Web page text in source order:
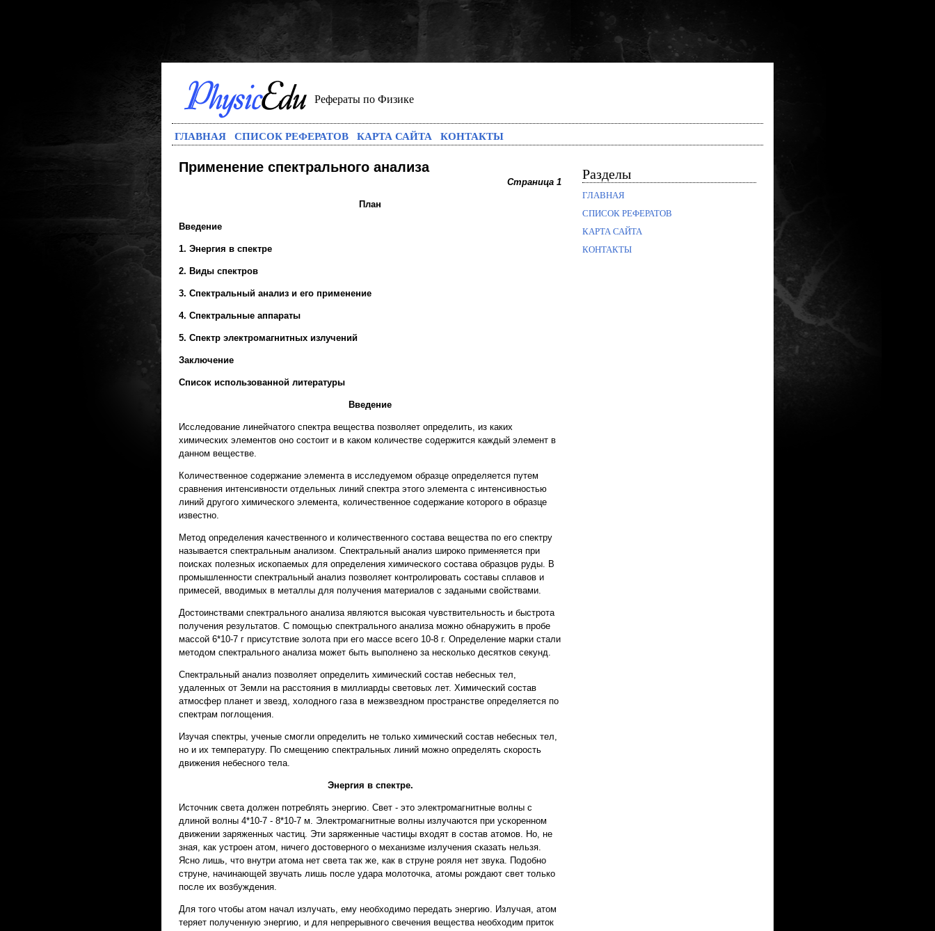
Рефераты по Физике
ГЛАВНАЯ СПИСОК РЕФЕРАТОВ КАРТА САЙТА КОНТАКТЫ
Применение спектрального анализа
Страница 1
План
Введение
1. Энергия в спектре
2. Виды спектров
3. Спектральный анализ и его применение
4. Спектральные аппараты
5. Спектр электромагнитных излучений
Заключение
Список использованной литературы
Введение
Исследование линейчатого спектра вещества позволяет определить, из каких
химических элементов оно состоит и в каком количестве содержится каждый элемент в
данном веществе.
Количественное содержание элемента в исследуемом образце определяется путем
сравнения интенсивности отдельных линий спектра этого элемента с интенсивностью
линий другого химического элемента, количественное содержание которого в образце
известно.
Метод определения качественного и количественного состава вещества по его спектру
называется спектральным анализом. Спектральный анализ широко применяется при
поисках полезных ископаемых для определения химического состава образцов руды. В
промышленности спектральный анализ позволяет контролировать составы сплавов и
примесей, вводимых в металлы для получения материалов с задаными свойствами.
Достоинствами спектрального анализа являются высокая чувствительность и быстрота
получения результатов. С помощью спектрального анализа можно обнаружить в пробе
массой 6*10-7 г присутствие золота при его массе всего 10-8 г. Определение марки стали
методом спектрального анализа может быть выполнено за несколько десятков секунд.
Спектральный анализ позволяет определить химический состав небесных тел,
удаленных от Земли на расстояния в миллиарды световых лет. Химический состав
атмосфер планет и звезд, холодного газа в межзвездном пространстве определяется по
спектрам поглощения.
Изучая спектры, ученые смогли определить не только химический состав небесных тел,
но и их температуру. По смещению спектральных линий можно определять скорость
движения небесного тела.
Энергия в спектре.
Источник света должен потреблять энергию. Свет - это электромагнитные волны с
длиной волны 4*10-7 - 8*10-7 м. Электромагнитные волны излучаются при ускоренном
движении заряженных частиц. Эти заряженные частицы входят в состав атомов. Но, не
зная, как устроен атом, ничего достоверного о механизме излучения сказать нельзя.
Ясно лишь, что внутри атома нет света так же, как в струне рояля нет звука. Подобно
струне, начинающей звучать лишь после удара молоточка, атомы рождают свет только
после их возбуждения.
Для того чтобы атом начал излучать, ему необходимо передать энергию. Излучая, атом
теряет полученную энергию, и для непрерывного свечения вещества необходим приток
Разделы
ГЛАВНАЯ
СПИСОК РЕФЕРАТОВ
КАРТА САЙТА
КОНТАКТЫ